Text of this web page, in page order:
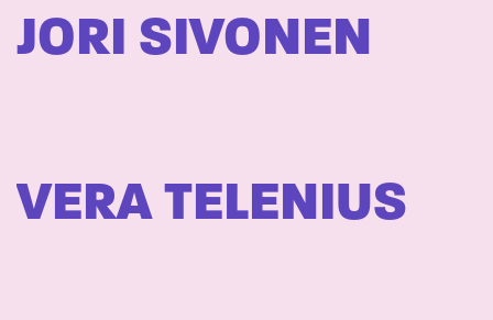
JORI SIVONEN
VERA TELENIUS